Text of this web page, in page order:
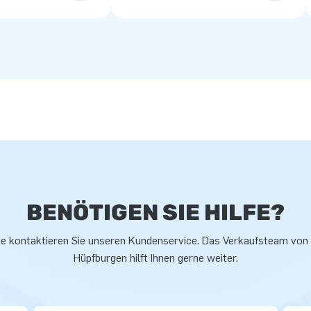
BENÖTIGEN SIE HILFE?
kontaktieren Sie unseren Kundenservice. Das Verkaufsteam
Hüpfburgen hilft Ihnen gerne weiter.